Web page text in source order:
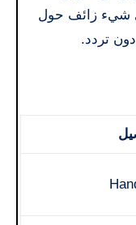
شيء زائف حول
دون تردد.